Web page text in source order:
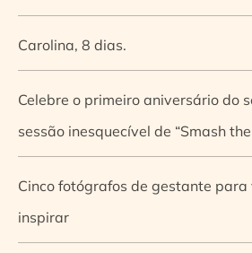
Carolina, 8 dias.
Celebre o primeiro aniversário do
sessão inesquecível de “Smash the
Cinco fotógrafos de gestante para
inspirar